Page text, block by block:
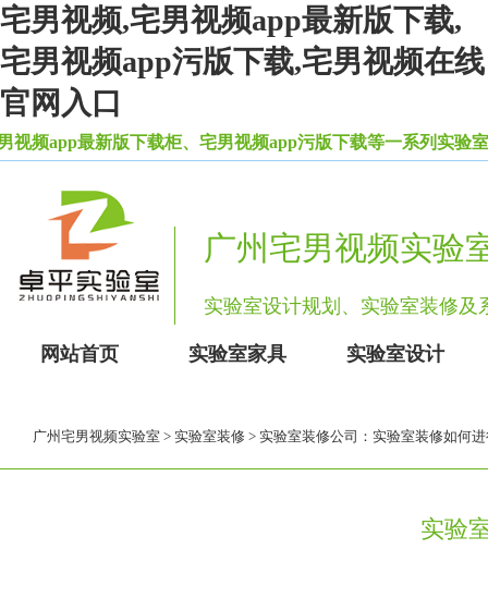
宅男视频,宅男视频app最新版下载,
宅男视频app污版下载,宅男视频在线
官网入口
频app最新版下载柜、宅男视频app污版下载等一系列实验室设
广州宅男视频实验
实验室设计规划、实验室装修
网站首页 实验室家具 实验室设计
广州宅男视频实验室 > 实验室装修 > 实验室装修公司：实验室装修如何
实验